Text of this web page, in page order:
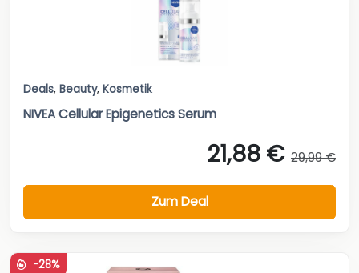
Deals, Beauty, Kosmetik
NIVEA Cellular Epigenetics Serum
21,88 € 29,99 €
Zum Deal
-28%